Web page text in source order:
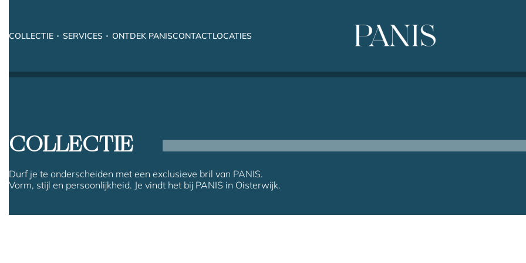
COLLECTIE SERVICES ONTDEK PANISCONTACTLOCATIES
COLLECTIE
Durf je te onderscheiden met een exclusieve bril van PANIS.
Vorm, stijl en persoonlijkheid. Je vindt het bij PANIS in Oisterwijk.